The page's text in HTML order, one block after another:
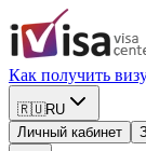
Как получить
🇷🇺RU
Личный кабинет